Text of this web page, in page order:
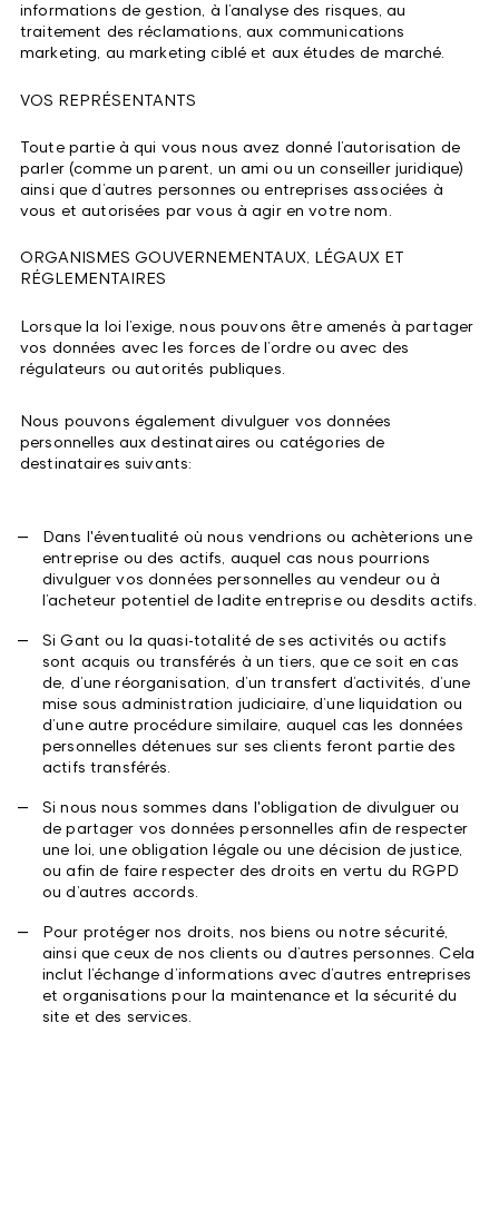
informations de gestion, à l’analyse des risques, au
traitement des réclamations, aux communications
marketing, au marketing ciblé et aux études de marché.
VOS REPRÉSENTANTS
Toute partie à qui vous nous avez donné l’autorisation de
parler (comme un parent, un ami ou un conseiller juridique)
ainsi que d’autres personnes ou entreprises associées à
vous et autorisées par vous à agir en votre nom.
ORGANISMES GOUVERNEMENTAUX, LÉGAUX ET
RÉGLEMENTAIRES
Lorsque la loi l’exige, nous pouvons être amenés à partager
vos données avec les forces de l’ordre ou avec des
régulateurs ou autorités publiques.
Nous pouvons également divulguer vos données
personnelles aux destinataires ou catégories de
destinataires suivants:
Dans l'éventualité où nous vendrions ou achèterions une
entreprise ou des actifs, auquel cas nous pourrions
divulguer vos données personnelles au vendeur ou à
l’acheteur potentiel de ladite entreprise ou desdits actifs.
Si Gant ou la quasi-totalité de ses activités ou actifs
sont acquis ou transférés à un tiers, que ce soit en cas
de, d’une réorganisation, d’un transfert d’activités, d’une
mise sous administration judiciaire, d’une liquidation ou
d’une autre procédure similaire, auquel cas les données
personnelles détenues sur ses clients feront partie des
actifs transférés.
Si nous nous sommes dans l'obligation de divulguer ou
de partager vos données personnelles afin de respecter
une loi, une obligation légale ou une décision de justice,
ou afin de faire respecter des droits en vertu du RGPD
ou d’autres accords.
Pour protéger nos droits, nos biens ou notre sécurité,
ainsi que ceux de nos clients ou d’autres personnes. Cela
inclut l’échange d’informations avec d’autres entreprises
et organisations pour la maintenance et la sécurité du
site et des services.